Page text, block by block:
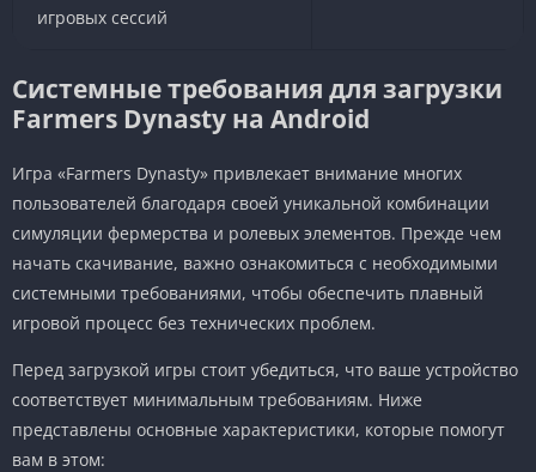
игровых сессий
Системные требования для загрузки
Farmers Dynasty на Android
Игра «Farmers Dynasty» привлекает внимание многих
пользователей благодаря своей уникальной комбинации
симуляции фермерства и ролевых элементов. Прежде чем
начать скачивание, важно ознакомиться с необходимыми
системными требованиями, чтобы обеспечить плавный
игровой процесс без технических проблем.
Перед загрузкой игры стоит убедиться, что ваше устройство
соответствует минимальным требованиям. Ниже
представлены основные характеристики, которые помогут
вам в этом: